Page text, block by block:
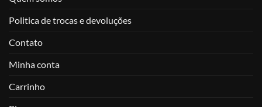
Politica de trocas e devoluções
Contato
Minha conta
Carrinho